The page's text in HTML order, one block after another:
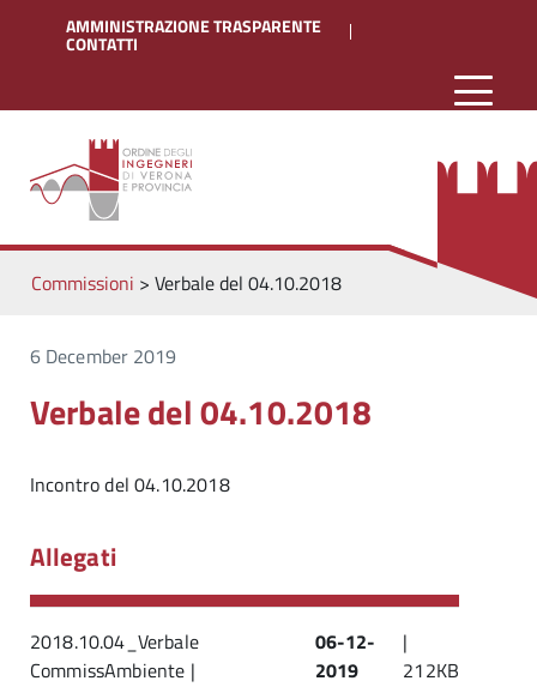
AMMINISTRAZIONE TRASPARENTE
CONTATTI
Commissioni > Verbale del 04.10.2018
6 December 2019
Verbale del 04.10.2018
Incontro del 04.10.2018
Allegati
2018.10.04_Verbale
CommissAmbiente |
06-12-
2019
|
212KB